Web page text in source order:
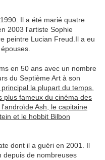
Il a été marié quatre
2003 l'artiste Sophie
peintre Lucian Freud.Il a eu
en 50 ans avec un nombre
du Septième Art à son
la plupart du temps,
plus fameux du cinéma des
Ash, le capitaine
et le hobbit Bilbon
dont il a guéri en 2001. Il
depuis de nombreuses